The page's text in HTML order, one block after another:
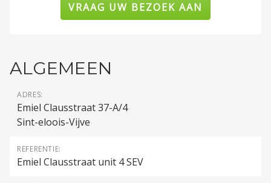
VRAAG UW BEZOEK AAN
ALGEMEEN
ADRES:
Emiel Clausstraat 37-A/4
Sint-eloois-Vijve
REFERENTIE:
Emiel Clausstraat unit 4 SEV